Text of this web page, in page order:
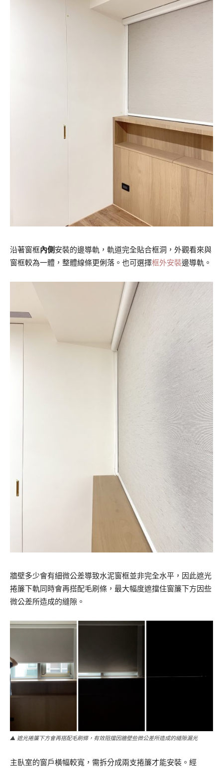
沿著窗框內側 安裝的邊導軌，軌道完全貼合框洞，外觀看來與
窗框較為一體，整體線條更俐落。也可選擇框外安裝邊導軌。
牆壁多少會有細微公差導致水泥窗框並非完全水平，因此遮光
捲簾下軌同時會再搭配毛刷條，最大幅度遮擋住窗簾下方因些
微公差所造成的縫隙。
▲ 遮光捲簾下方會再搭配毛刷條，有效阻擋因牆壁些微公差所造成的縫隙漏光
主臥室的窗戶橫幅較寬，需拆分成兩支捲簾才能安裝。經